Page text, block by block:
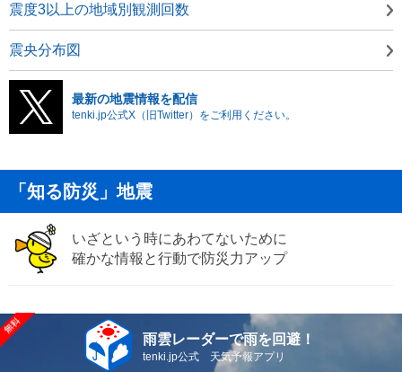
震度3以上の地域別観測回数
震央分布図
最新の地震情報を配信
tenki.jp公式X（旧Twitter）をご利用ください。
「知る防災」地震
いざという時にあわてないために
確かな情報と行動で防災力アップ
雨雲レーダーで雨を回避！
tenki.jp公式 天気予報アプリ